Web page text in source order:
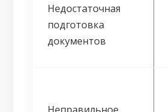
Недостаточная
подготовка
документов